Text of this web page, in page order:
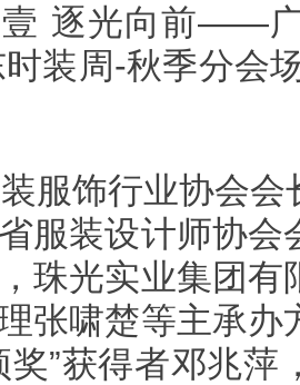
壹 逐光向前——
装周-秋季分会
服饰行业协会
服装设计师协会
珠光实业集团有
张啸楚等主承
奖”获得者邓兆